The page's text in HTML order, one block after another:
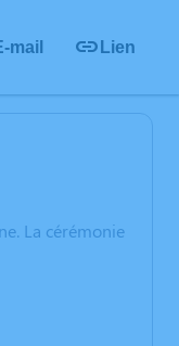
mail Lien
La cérémonie